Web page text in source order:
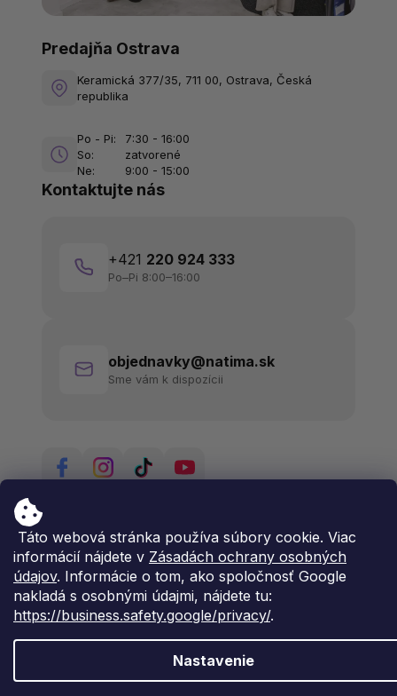
Táto webová stránka používa súbory cookie. Viac
informácií nájdete v Zásadách ochrany osobných
údajov. Informácie o tom, ako spoločnosť Google
nakladá s osobnými údajmi, nájdete tu:
https://business.safety.google/privacy/.
Nastavenie
Kontaktujte nás
+421 220 924 333
Po–Pi 8:00–16:00
objednavky@natima.sk
Sme vám k dispozícii
Predajňa Ostrava
Keramická 377/35, 711 00, Ostrava, Česká
republika
Po - Pi:
7:30 - 16:00
So:
zatvorené
Ne:
9:00 - 15:00